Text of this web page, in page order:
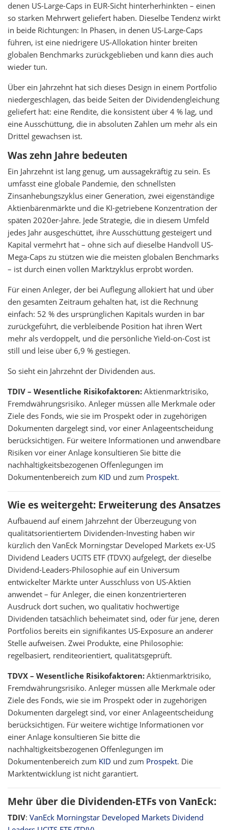
denen US-Large-Caps in EUR-Sicht hinterherhinkten – einen
so starken Mehrwert geliefert haben. Dieselbe Tendenz wirkt
in beide Richtungen: In Phasen, in denen US-Large-Caps
führen, ist eine niedrigere US-Allokation hinter breiten
globalen Benchmarks zurückgeblieben und kann dies auch
wieder tun.
Über ein Jahrzehnt hat sich dieses Design in einem Portfolio
niedergeschlagen, das beide Seiten der Dividendengleichung
geliefert hat: eine Rendite, die konsistent über 4 % lag, und
eine Ausschüttung, die in absoluten Zahlen um mehr als ein
Drittel gewachsen ist.
Was zehn Jahre bedeuten
Ein Jahrzehnt ist lang genug, um aussagekräftig zu sein. Es
umfasst eine globale Pandemie, den schnellsten
Zinsanhebungszyklus einer Generation, zwei eigenständige
Aktienbärenmärkte und die KI-getriebene Konzentration der
späten 2020er-Jahre. Jede Strategie, die in diesem Umfeld
jedes Jahr ausgeschüttet, ihre Ausschüttung gesteigert und
Kapital vermehrt hat – ohne sich auf dieselbe Handvoll US-
Mega-Caps zu stützen wie die meisten globalen Benchmarks
– ist durch einen vollen Marktzyklus erprobt worden.
Für einen Anleger, der bei Auflegung allokiert hat und über
den gesamten Zeitraum gehalten hat, ist die Rechnung
einfach: 52 % des ursprünglichen Kapitals wurden in bar
zurückgeführt, die verbleibende Position hat ihren Wert
mehr als verdoppelt, und die persönliche Yield-on-Cost ist
still und leise über 6,9 % gestiegen.
So sieht ein Jahrzehnt der Dividenden aus.
TDIV – Wesentliche Risikofaktoren: Aktienmarktrisiko,
Fremdwährungsrisiko. Anleger müssen alle Merkmale oder
Ziele des Fonds, wie sie im Prospekt oder in zugehörigen
Dokumenten dargelegt sind, vor einer Anlageentscheidung
berücksichtigen. Für weitere Informationen und anwendbare
Risiken vor einer Anlage konsultieren Sie bitte die
nachhaltigkeitsbezogenen Offenlegungen im
Dokumentenbereich zum KID und zum Prospekt.
Wie es weitergeht: Erweiterung des Ansatzes
Aufbauend auf einem Jahrzehnt der Überzeugung von
qualitätsorientiertem Dividenden-Investing haben wir
kürzlich den VanEck Morningstar Developed Markets ex-US
Dividend Leaders UCITS ETF (TDVX) aufgelegt, der dieselbe
Dividend-Leaders-Philosophie auf ein Universum
entwickelter Märkte unter Ausschluss von US-Aktien
anwendet – für Anleger, die einen konzentrierteren
Ausdruck dort suchen, wo qualitativ hochwertige
Dividenden tatsächlich beheimatet sind, oder für jene, deren
Portfolios bereits ein signifikantes US-Exposure an anderer
Stelle aufweisen. Zwei Produkte, eine Philosophie:
regelbasiert, renditeorientiert, qualitätsgeprüft.
TDVX – Wesentliche Risikofaktoren: Aktienmarktrisiko,
Fremdwährungsrisiko. Anleger müssen alle Merkmale oder
Ziele des Fonds, wie sie im Prospekt oder in zugehörigen
Dokumenten dargelegt sind, vor einer Anlageentscheidung
berücksichtigen. Für weitere wichtige Informationen vor
einer Anlage konsultieren Sie bitte die
nachhaltigkeitsbezogenen Offenlegungen im
Dokumentenbereich zum KID und zum Prospekt. Die
Marktentwicklung ist nicht garantiert.
Mehr über die Dividenden-ETFs von VanEck:
TDIV: VanEck Morningstar Developed Markets Dividend